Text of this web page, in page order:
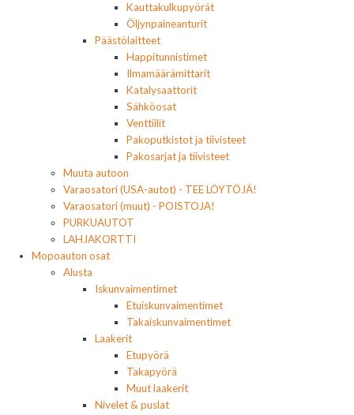
Kauttakulkupyörät
Öljynpaineanturit
Päästölaitteet
Happitunnistimet
Ilmamäärämittarit
Katalysaattorit
Sähköosat
Venttiilit
Pakoputkistot ja tiivisteet
Pakosarjat ja tiivisteet
Muuta autoon
Varaosatori (USA-autot) - TEE LÖYTÖJÄ!
Varaosatori (muut) - POISTOJA!
PURKUAUTOT
LAHJAKORTTI
Mopoauton osat
Alusta
Iskunvaimentimet
Etuiskunvaimentimet
Takaiskunvaimentimet
Laakerit
Etupyörä
Takapyörä
Muut laakerit
Nivelet & puslat